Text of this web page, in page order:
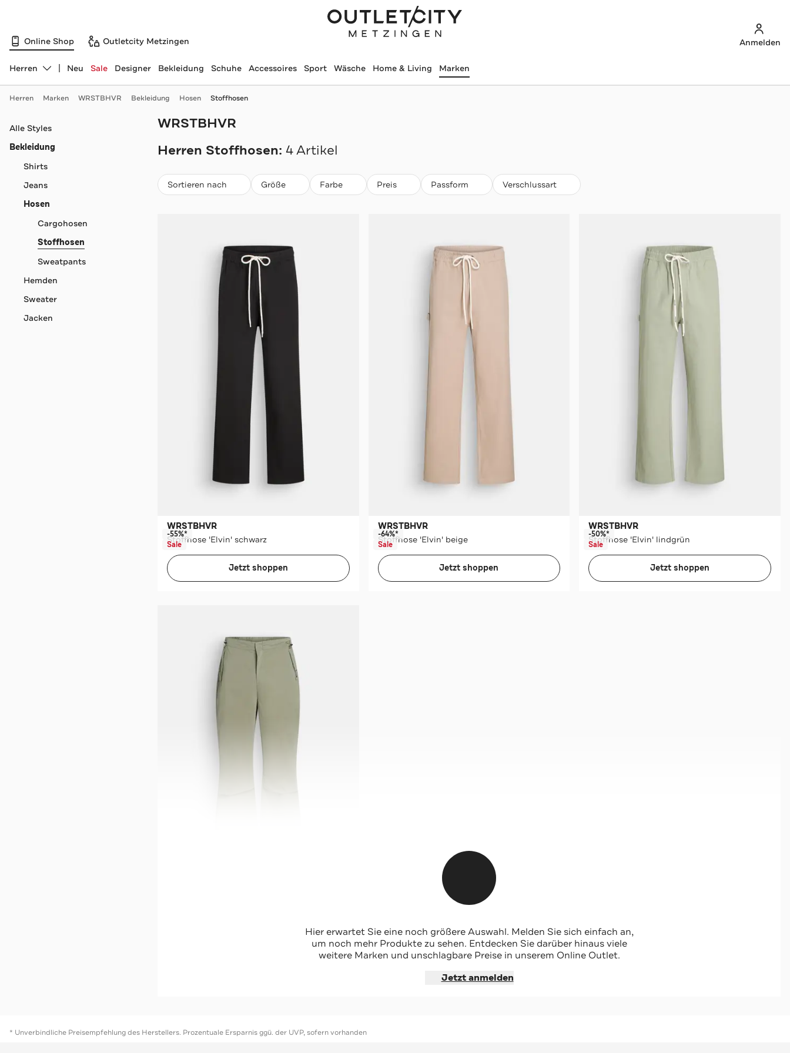
Online Shop Outletcity Metzingen Anmelden
Abteilung ändern, ausgewählt:
Herren Neu Sale Designer Bekleidung Schuhe Accessoires Sport Wäsche Home & Living Marken
Herren Marken WRSTBHVR Bekleidung Hosen Stoffhosen
WRSTBHVR
Herren Stoffhosen: 4 Artikel
Navigation überspringen
Alle Styles
Bekleidung
Shirts
Jeans
Hosen
Cargohosen
Stoffhosen
Sweatpants
Hemden
Sweater
Jacken
Sortieren nach
Beliebteste Größe Farbe Preis Passform Verschlussart
WRSTBHVR
Stoffhose 'Elvin' schwarz
-55%*
Sale
Jetzt shoppen
WRSTBHVR
Stoffhose 'Elvin' beige
-64%*
Sale
Jetzt shoppen
WRSTBHVR
Stoffhose 'Elvin' lindgrün
-50%*
Sale
Jetzt shoppen
Hier erwartet Sie eine noch größere Auswahl. Melden Sie sich einfach an,
um noch mehr Produkte zu sehen. Entdecken Sie darüber hinaus viele
weitere Marken und unschlagbare Preise in unserem Online Outlet.
Jetzt anmelden
* Unverbindliche Preisempfehlung des Herstellers. Prozentuale Ersparnis ggü. der UVP, sofern vorhanden